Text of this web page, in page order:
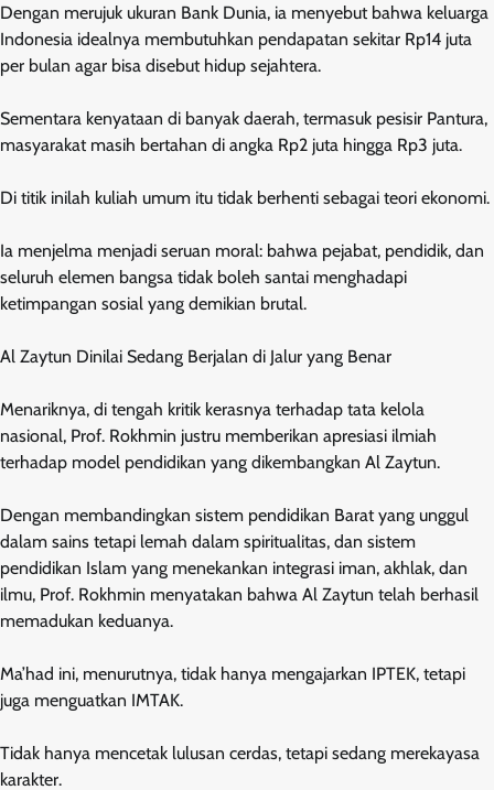
Dengan merujuk ukuran Bank Dunia, ia menyebut bahwa keluarga
Indonesia idealnya membutuhkan pendapatan sekitar Rp14 juta
per bulan agar bisa disebut hidup sejahtera.
Sementara kenyataan di banyak daerah, termasuk pesisir Pantura,
masyarakat masih bertahan di angka Rp2 juta hingga Rp3 juta.
Di titik inilah kuliah umum itu tidak berhenti sebagai teori ekonomi.
Ia menjelma menjadi seruan moral: bahwa pejabat, pendidik, dan
seluruh elemen bangsa tidak boleh santai menghadapi
ketimpangan sosial yang demikian brutal.
Al Zaytun Dinilai Sedang Berjalan di Jalur yang Benar
Menariknya, di tengah kritik kerasnya terhadap tata kelola
nasional, Prof. Rokhmin justru memberikan apresiasi ilmiah
terhadap model pendidikan yang dikembangkan Al Zaytun.
Dengan membandingkan sistem pendidikan Barat yang unggul
dalam sains tetapi lemah dalam spiritualitas, dan sistem
pendidikan Islam yang menekankan integrasi iman, akhlak, dan
ilmu, Prof. Rokhmin menyatakan bahwa Al Zaytun telah berhasil
memadukan keduanya.
Ma’had ini, menurutnya, tidak hanya mengajarkan IPTEK, tetapi
juga menguatkan IMTAK.
Tidak hanya mencetak lulusan cerdas, tetapi sedang merekayasa
karakter.